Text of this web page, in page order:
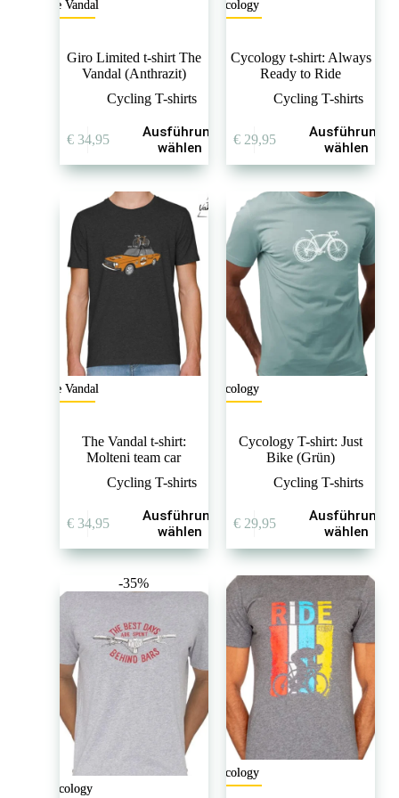
The Vandal
Giro Limited t-shirt The
Vandal (Anthrazit)
Cycling T-shirts
€34,95
Ausführung
wählen
Produkt
mehrere
Optionen
können
Produktseite
gewählt
werden
Cycology
Cycology t-shirt: Always
Ready to Ride
Cycling T-shirts
€29,95
Ausführung
wählen
Produkt
mehrere
Varianten
Die
Optionen
Produktseite
gewählt
werden
The Vandal
The Vandal t-shirt:
Molteni team car
Cycling T-shirts
€34,95
Ausführung
wählen
Produkt
mehrere
auf.
Optionen
können
Produktseite
werden
Cycology
Cycology T-shirt: Just
Bike (Grün)
Cycling T-shirts
€29,95
Ausführung
wählen
Produkt
mehrere
Varianten
auf.
Die
Optionen
können
Produktseite
gewählt
werden
-35%
Cycology
Cycology